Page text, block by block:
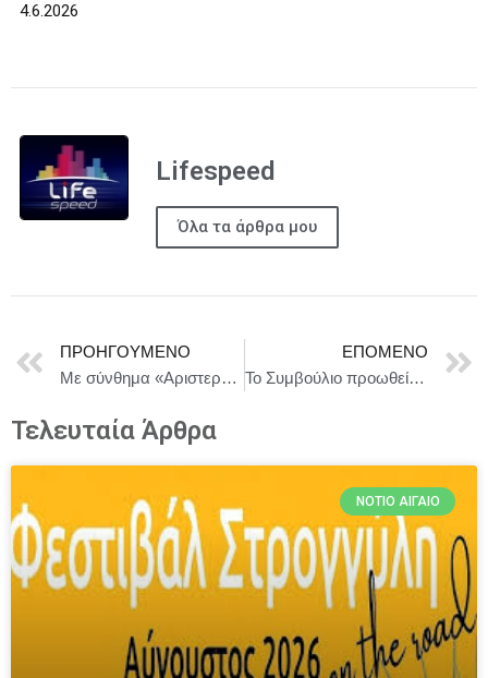
4.6.2026
Lifespeed
Όλα τα άρθρα μου
ΠΡΟΗΓΟΎΜΕΝΟ
Με σύνθημα «Αριστερά είναι εδώ» η κεντρική εκδήλωση της παράταξης ΜέΡΑ25 Ενωτική Αριστερά
ΕΠΌΜΕΝΟ
Το Συμβούλιο προωθεί την εφαρμογή του νέου σχεδίου δράσης της ΕΕ κατά της εμπορίας ναρκωτικών
Τελευταία Άρθρα
ΝΌΤΙΟ ΑΙΓΑΊΟ